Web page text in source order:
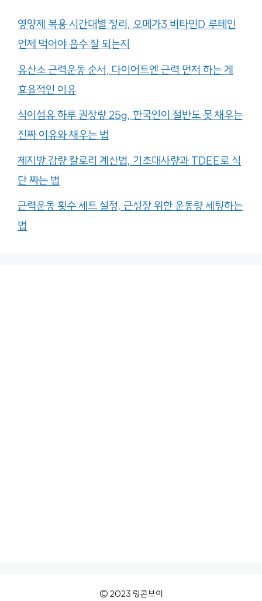
영양제 복용 시간대별 정리, 오메가3 비타민D 루테인
언제 먹어야 흡수 잘 되는지
유산소 근력운동 순서, 다이어트엔 근력 먼저 하는 게
효율적인 이유
식이섬유 하루 권장량 25g, 한국인이 절반도 못 채우는
진짜 이유와 채우는 법
체지방 감량 칼로리 계산법, 기초대사량과 TDEE로 식
단 짜는 법
근력운동 횟수 세트 설정, 근성장 위한 운동량 세팅하는
법
© 2023 링콘브이